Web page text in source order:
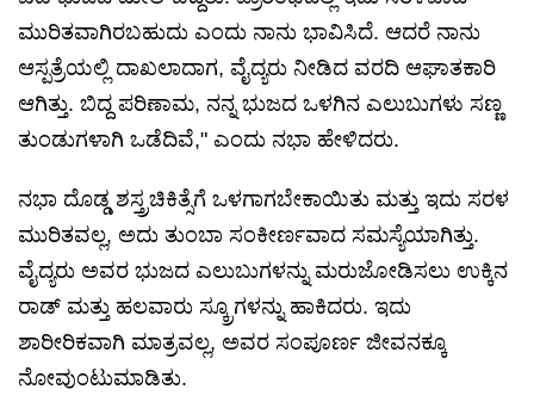
ಮುರಿತವಾಗಿರಬಹುದು ಎಂದು ನಾನು ಭಾವಿಸಿದೆ. ಆದರೆ ನಾನು
ಆಸ್ಪತ್ರೆಯಲ್ಲಿ ದಾಖಲಾದಾಗ, ವೈದ್ಯರು ನೀಡಿದ ವರದಿ ಆಘಾತಕಾರಿ
ಆಗಿತ್ತು. ಬಿದ್ದ ಪರಿಣಾಮ, ನನ್ನ ಭುಜದ ಒಳಗಿನ ಎಲುಬುಗಳು ಸಣ್ಣ
ತುಂಡುಗಳಾಗಿ ಒಡೆದಿವೆ," ಎಂದು ನಭಾ ಹೇಳಿದರು.
ನಭಾ ದೊಡ್ಡ ಶಸ್ತ್ರಚಿಕಿತ್ಸೆಗೆ ಒಳಗಾಗಬೇಕಾಯಿತು ಮತ್ತು ಇದು ಸರಳ
ಮುರಿತವಲ್ಲ, ಅದು ತುಂಬಾ ಸಂಕೀರ್ಣವಾದ ಸಮಸ್ಯೆಯಾಗಿತ್ತು.
ವೈದ್ಯರು ಅವರ ಭುಜದ ಎಲುಬುಗಳನ್ನು ಮರುಜೋಡಿಸಲು ಉಕ್ಕಿನ
ರಾಡ್ ಮತ್ತು ಹಲವಾರು ಸ್ಕ್ರೂಗಳನ್ನು ಹಾಕಿದರು. ಇದು
ಶಾರೀರಿಕವಾಗಿ ಮಾತ್ರವಲ್ಲ, ಅವರ ಸಂಪೂರ್ಣ ಜೀವನಕ್ಕೂ
ನೋವುಂಟುಮಾಡಿತು.